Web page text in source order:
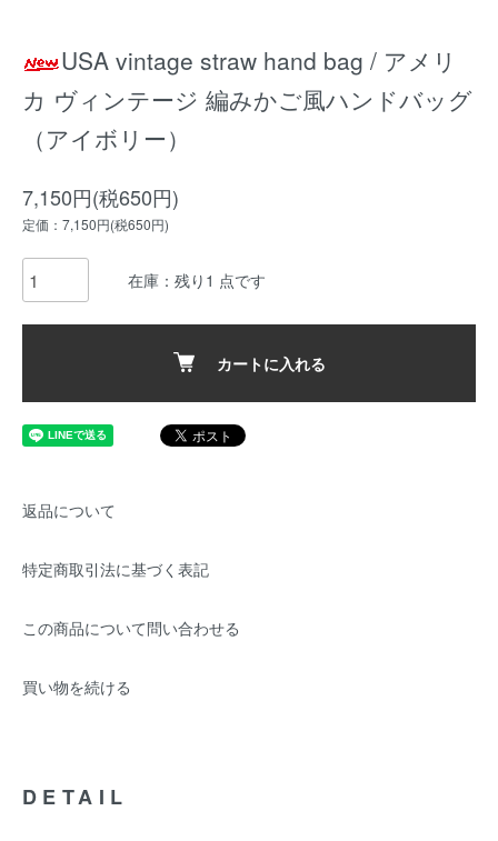
USA vintage straw hand bag / アメリ
カ ヴィンテージ 編みかご風ハンドバッグ
（アイボリー）
7,150円(税650円)
定価：7,150円(税650円)
在庫：残り1 点です
カートに入れる
返品について
特定商取引法に基づく表記
この商品について問い合わせる
買い物を続ける
DETAIL